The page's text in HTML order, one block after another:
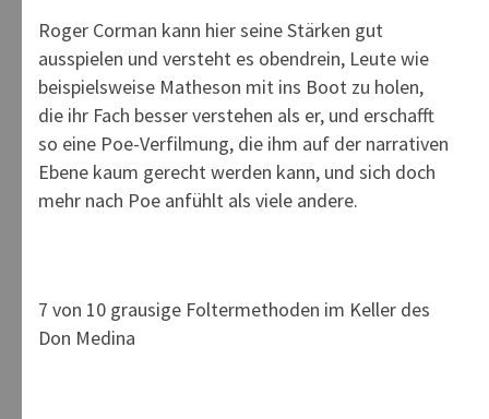
Roger Corman kann hier seine Stärken gut
ausspielen und versteht es obendrein, Leute wie
beispielsweise Matheson mit ins Boot zu holen,
die ihr Fach besser verstehen als er, und erschafft
so eine Poe-Verfilmung, die ihm auf der narrativen
Ebene kaum gerecht werden kann, und sich doch
mehr nach Poe anfühlt als viele andere.
7 von 10 grausige Foltermethoden im Keller des
Don Medina